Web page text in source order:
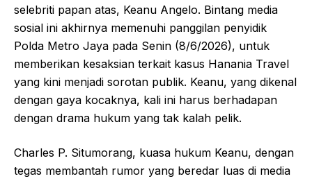
selebriti papan atas, Keanu Angelo. Bintang media
sosial ini akhirnya memenuhi panggilan penyidik
Polda Metro Jaya pada Senin (8/6/2026), untuk
memberikan kesaksian terkait kasus Hanania Travel
yang kini menjadi sorotan publik. Keanu, yang dikenal
dengan gaya kocaknya, kali ini harus berhadapan
dengan drama hukum yang tak kalah pelik.
Charles P. Situmorang, kuasa hukum Keanu, dengan
tegas membantah rumor yang beredar luas di media